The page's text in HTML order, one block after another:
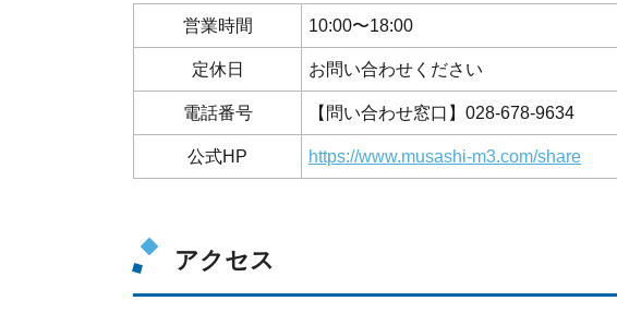
営業時間 10:00〜18:00
定休日 お問い合わせください
電話番号 【問い合わせ窓口】028-678-9634
公式HP https://www.musashi-m3.com/share
アクセス